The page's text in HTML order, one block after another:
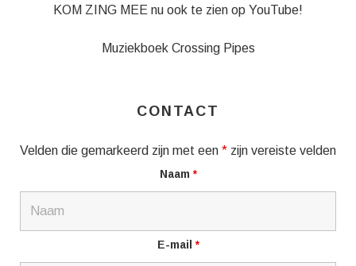
KOM ZING MEE nu ook te zien op YouTube!
Muziekboek Crossing Pipes
CONTACT
Velden die gemarkeerd zijn met een * zijn vereiste velden
Naam *
E-mail *